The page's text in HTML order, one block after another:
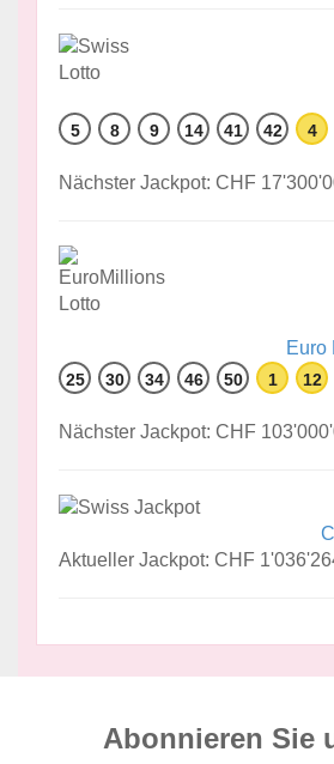
5 8 9 14 41 42 4
Nächster Jackpot: CHF
Euro
25 30 34 46 50 1 12
Nächster Jackpot: CHF
Aktueller Jackpot: CHF
Abonnieren Sie